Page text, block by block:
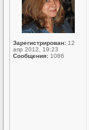
Зарегистрирован: 12
апр 2012, 19:23
Сообщения: 1086